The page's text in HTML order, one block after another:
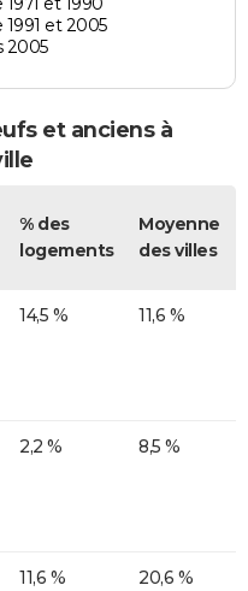
et 2005
2005
et anciens à
% des
logements
Moyenne
des villes
14,5 % 11,6 %
2,2 % 8,5 %
11,6 % 20,6 %